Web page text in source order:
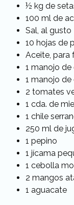
½ kg de
100 ml de
Sal, al gusto
10 hojas de
Aceite, para
1 manojo de
1 manojo de
2 tomates
1 cda. de
1 chile
250 ml de
1 pepino
1 jícama
1 cebolla
2 mangos
1 aguacate